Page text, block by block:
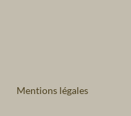
Mentions légales